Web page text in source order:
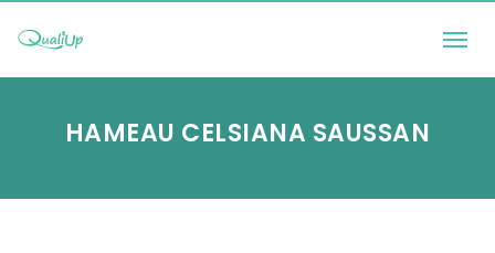
HAMEAU CELSIANA SAUSSAN